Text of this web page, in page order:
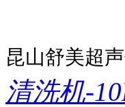
昆山舒美超
清洗机-